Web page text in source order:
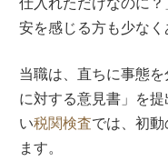
安を感じる方も少なく
当職は、直ちに事態
に対する意見書」を
い税関検査では、初
ます。